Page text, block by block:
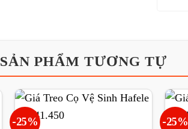
SẢN PHẨM TƯƠNG TỰ
-25% -25%